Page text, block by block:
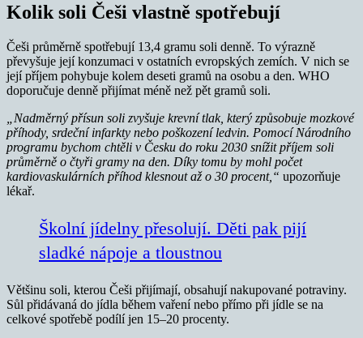
Kolik soli Češi vlastně spotřebují
Češi průměrně spotřebují 13,4 gramu soli denně. To výrazně
převyšuje její konzumaci v ostatních evropských zemích. V nich se
její příjem pohybuje kolem deseti gramů na osobu a den. WHO
doporučuje denně přijímat méně než pět gramů soli.
„Nadměrný přísun soli zvyšuje krevní tlak, který způsobuje mozkové
příhody, srdeční infarkty nebo poškození ledvin. Pomocí Národního
programu bychom chtěli v Česku do roku 2030 snížit příjem soli
průměrně o čtyři gramy na den. Díky tomu by mohl počet
kardiovaskulárních příhod klesnout až o 30 procent,“ upozorňuje
lékař.
Školní jídelny přesolují. Děti pak pijí
sladké nápoje a tloustnou
Většinu soli, kterou Češi přijímají, obsahují nakupované potraviny.
Sůl přidávaná do jídla během vaření nebo přímo při jídle se na
celkové spotřebě podílí jen 15–20 procenty.